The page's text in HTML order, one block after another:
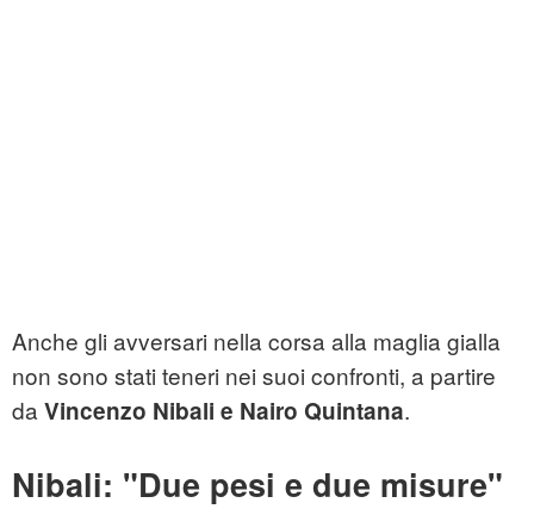
Anche gli avversari nella corsa alla maglia gialla
non sono stati teneri nei suoi confronti, a partire
da Vincenzo Nibali e Nairo Quintana.
Nibali: "Due pesi e due misure"